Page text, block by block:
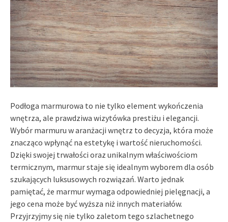
Podłoga marmurowa to nie tylko element wykończenia
wnętrza, ale prawdziwa wizytówka prestiżu i elegancji.
Wybór marmuru w aranżacji wnętrz to decyzja, która może
znacząco wpłynąć na estetykę i wartość nieruchomości.
Dzięki swojej trwałości oraz unikalnym właściwościom
termicznym, marmur staje się idealnym wyborem dla osób
szukających luksusowych rozwiązań. Warto jednak
pamiętać, że marmur wymaga odpowiedniej pielęgnacji, a
jego cena może być wyższa niż innych materiałów.
Przyjrzyjmy się nie tylko zaletom tego szlachetnego